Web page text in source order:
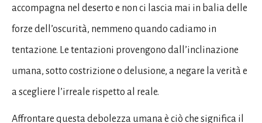
accompagna nel deserto e non ci lascia mai in balia delle
forze dell’oscurità, nemmeno quando cadiamo in
tentazione. Le tentazioni provengono dall’inclinazione
umana, sotto costrizione o delusione, a negare la verità e
a scegliere l’irreale rispetto al reale.
Affrontare questa debolezza umana è ciò che significa il